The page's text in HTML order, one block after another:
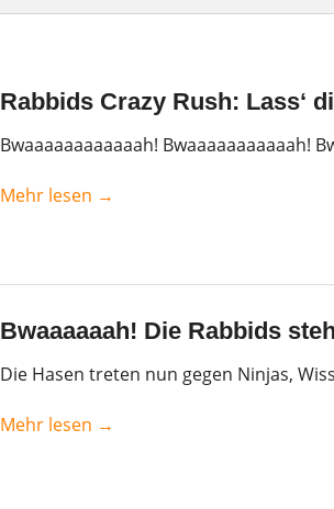
Rabbids Crazy Rush: Lass‘
Bwaaaaaaaaaaaah! Bwaaaaaaaaaaah!
Mehr lesen →
Bwaaaaaah! Die Rabbids
Die Hasen treten nun gegen Ninjas,
Mehr lesen →